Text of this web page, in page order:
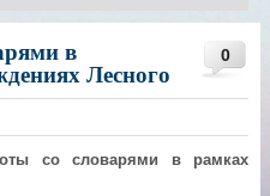
0
в
Лесного
со словарями в рамках